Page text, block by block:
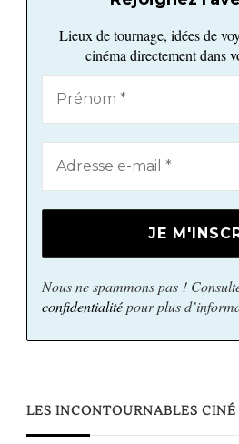
Lieux de tournage, idées de
cinéma directement dans
Nous ne spammons pas !
confidentialitépour plus
LES INCONTOURNABLES CINÉ